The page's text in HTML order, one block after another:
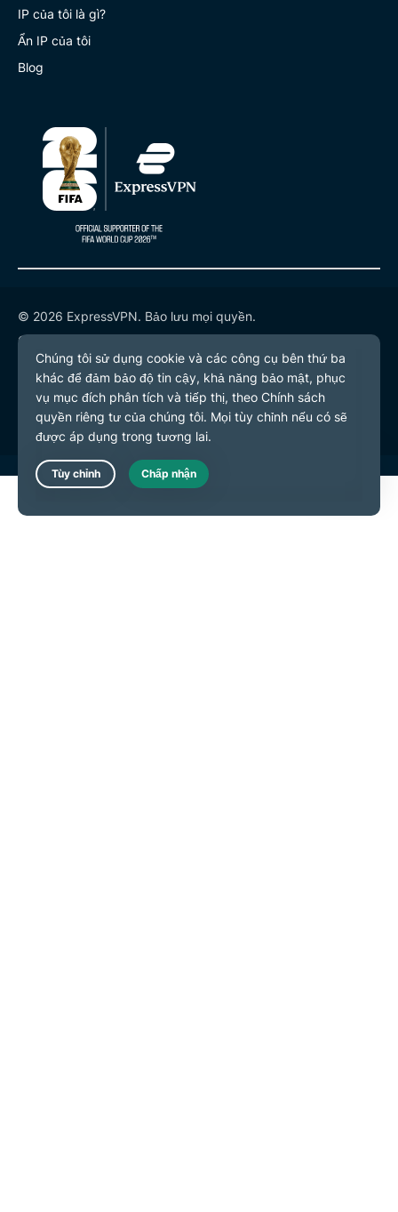
IP của tôi là gì?
Ẩn IP của tôi
Blog
© 2026 ExpressVPN. Bảo lưu mọi quyền.
Chính sách quyền riêng tư
Điều khoản dịch vụ
Tùy chọn cookie